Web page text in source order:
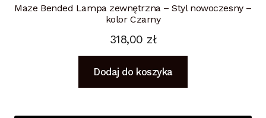
Maze Bended Lampa zewnętrzna – Styl nowoczesny –
kolor Czarny
318,00 zł
Dodaj do koszyka